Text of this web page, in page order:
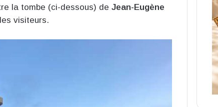
la tombe (ci-dessous) de Jean-Eugène
visiteurs.